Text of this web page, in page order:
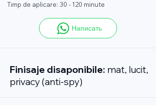
Timp de aplicare: 30 - 120 minute
Написать
Finisaje disaponibile: mat, lucit,
privacy (anti-spy)